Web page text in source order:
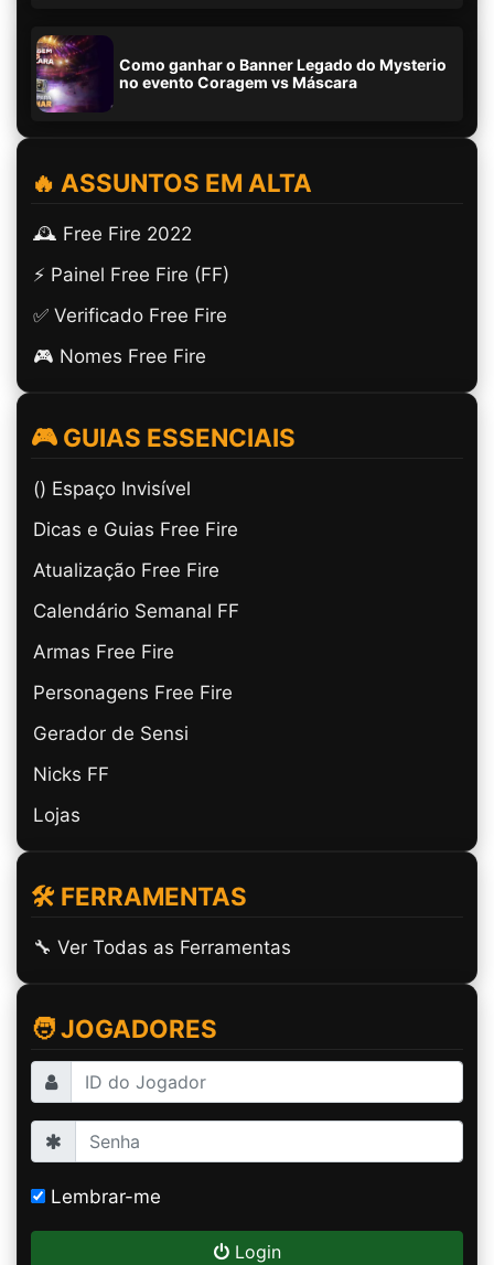
Como ganhar o Banner Legado do Mysterio
no evento Coragem vs Máscara
🔥 ASSUNTOS EM ALTA
🕰️ Free Fire 2022
⚡ Painel Free Fire (FF)
✅ Verificado Free Fire
🎮 Nomes Free Fire
🎮 GUIAS ESSENCIAIS
(ㅤ) Espaço Invisível
Dicas e Guias Free Fire
Atualização Free Fire
Calendário Semanal FF
Armas Free Fire
Personagens Free Fire
Gerador de Sensi
Nicks FF
Lojas
🛠️ FERRAMENTAS
🔧 Ver Todas as Ferramentas
🧑 JOGADORES
Lembrar-me
Login